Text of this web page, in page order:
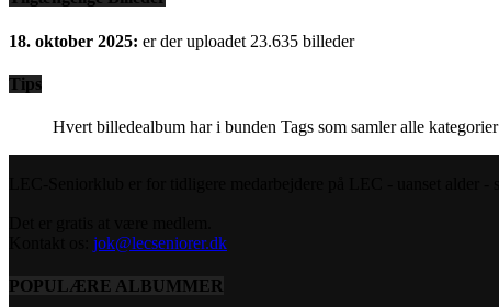
18. oktober 2025: er der uploadet 23.635 billeder
Tips
Hvert billedealbum har i bunden Tags som samler alle kategorier
jok@lecseniorer.dk
POPULÆRE ALBUMMER